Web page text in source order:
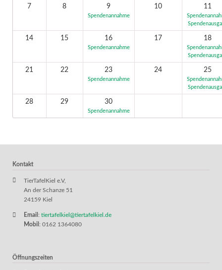
7 8 9
Spendenannahme
10 11
14 15 16
Spendenannahme
17 18
21 22 23
Spendenannahme
24 25
28 29 30
Spendenannahme
Kontakt
TierTafelKiel e.V,
An der Schanze 51
24159 Kiel
Email : tiertafelkiel@tiertafelkiel.de
Mobil : 0162 1364080
Öffnungszeiten